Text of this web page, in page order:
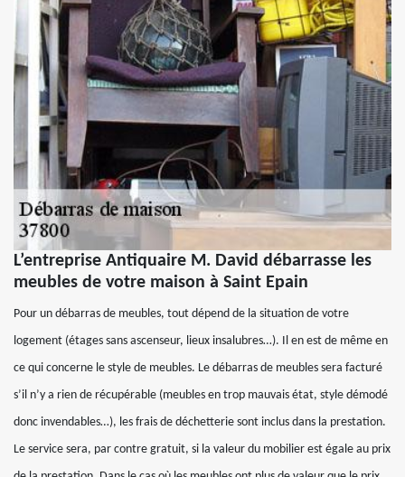
L’entreprise Antiquaire M. David débarrasse les
meubles de votre maison à Saint Epain
Pour un débarras de meubles, tout dépend de la situation de votre
logement (étages sans ascenseur, lieux insalubres…). Il en est de même en
ce qui concerne le style de meubles. Le débarras de meubles sera facturé
s’il n’y a rien de récupérable (meubles en trop mauvais état, style démodé
donc invendables…), les frais de déchetterie sont inclus dans la prestation.
Le service sera, par contre gratuit, si la valeur du mobilier est égale au prix